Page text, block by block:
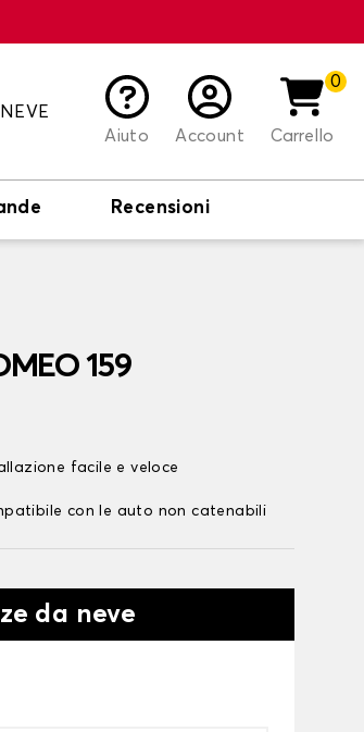
Aiuto
Account
0
Carrello
Recensioni
159
facile e veloce
con le auto non catenabili
da neve